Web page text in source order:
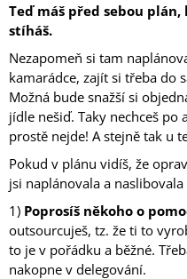
Teď máš před sebou
stíháš.
Nezapomeň si tam
kamarádce, zajít si třeba do
Možná bude snažší si
jídle nešiď. Taky nechceš po
prostě nejde! A stejně tak u
Pokud v plánu vidíš, že
jsi naplánovala a
1) Poprosíš někoho o
outsourcuješ, tz. že ti to
to je v pořádku a běžné.
nakopne v delegování.